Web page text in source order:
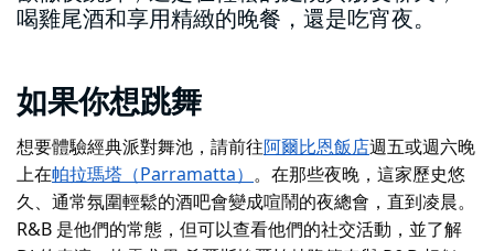
喝雞尾酒和享用精緻的晚餐，還是吃宵夜。
如果你想跳舞
想要體驗經典派對舞池，請前往阿爾比恩飯店週五或週六晚
上在帕拉瑪塔（Parramatta） 。在那些夜晚，這家歷史悠
久、通常氛圍輕鬆的酒吧會變成喧鬧的夜總會，直到凌晨。
R&B 是他們的常態，但可以查看他們的社交活動，並了解